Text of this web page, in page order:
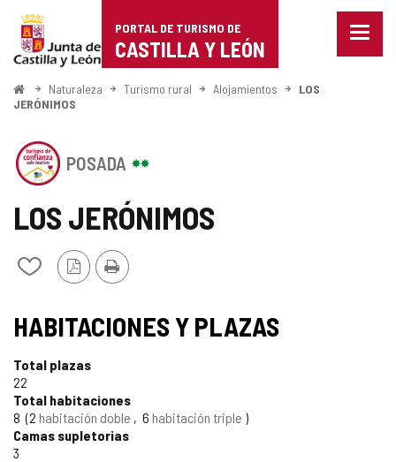
Portal
de
Turismo
de
Castilla
León
PORTAL DE TURISMO DE
CASTILLA Y LEÓN
Menu
InicioNaturaleza Turismo rural Alojamientos
LOS
JERÓNIMOS
LOS JERÓNIMOS
Añadir/quitar
cuadernos
Versión
PDF
Imprimir
POSADA
SELLO
TURISMO
DE
CONFIANZA
establecimiento
el
DE
CONFIANZA
CASTILLA
LEÓN
HABITACIONES Y PLAZAS
Total plazas
22
Total habitaciones
8 2 habitación doble 6 habitación triple
Camas supletorias
3